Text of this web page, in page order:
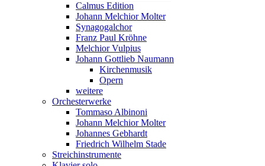
Calmus Edition
Johann Melchior Molter
Synagogalchor
Franz Paul Kröhne
Melchior Vulpius
Johann Gottlieb Naumann
Kirchenmusik
Opern
weitere
Orchesterwerke
Tommaso Albinoni
Johann Melchior Molter
Johannes Gebhardt
Friedrich Wilhelm Stade
Streichinstrumente